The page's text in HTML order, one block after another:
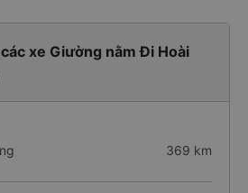
xe Giường nằm Đi Hoài
369 km